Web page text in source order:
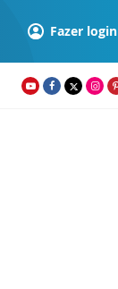
Fazer login